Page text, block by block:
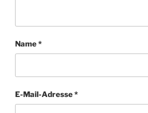
Name*
E-Mail-Adresse*